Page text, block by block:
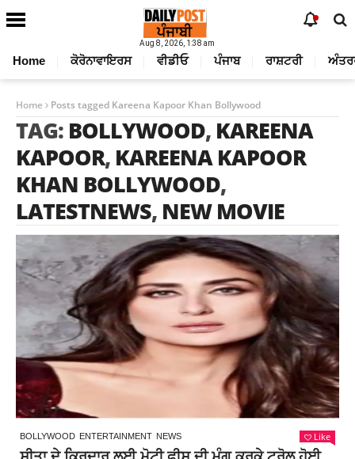
Aug 8, 2026, 1:38 am
Home ਕੋਰੋਨਾਵਾਇਰਸ ਵੀਡੀਓ ਪੰਜਾਬ ਰਾਸ਼ਟਰੀ
Home Posts tagged Kareena Kapoor Khan Bollywood
TAG: BOLLYWOOD, KAREENA
KAPOOR, KAREENA KAPOOR
KHAN BOLLYWOOD,
LATESTNEWS, NEW MOVIE
BOLLYWOOD ENTERTAINMENT NEWS Like